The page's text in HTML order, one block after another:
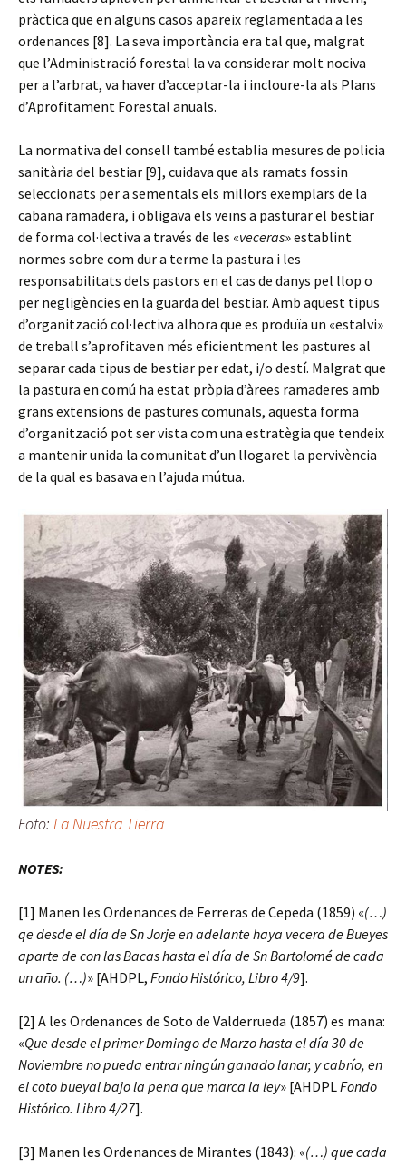
pràctica que en alguns casos apareix reglamentada a les
ordenances [8]. La seva importància era tal que, malgrat
que l’Administració forestal la va considerar molt nociva
per a l’arbrat, va haver d’acceptar-la i incloure-la als Plans
d’Aprofitament Forestal anuals.
La normativa del consell també establia mesures de policia
sanitària del bestiar [9], cuidava que als ramats fossin
seleccionats per a sementals els millors exemplars de la
cabana ramadera, i obligava els veïns a pasturar el bestiar
de forma col·lectiva a través de les «veceras» establint
normes sobre com dur a terme la pastura i les
responsabilitats dels pastors en el cas de danys pel llop o
per negligències en la guarda del bestiar. Amb aquest tipus
d’organització col·lectiva alhora que es produïa un «estalvi»
de treball s’aprofitaven més eficientment les pastures al
separar cada tipus de bestiar per edat, i/o destí. Malgrat que
la pastura en comú ha estat pròpia d’àrees ramaderes amb
grans extensions de pastures comunals, aquesta forma
d’organització pot ser vista com una estratègia que tendeix
a mantenir unida la comunitat d’un llogaret la pervivència
de la qual es basava en l’ajuda mútua.
Foto: La Nuestra Tierra
NOTES:
[1] Manen les Ordenances de Ferreras de Cepeda (1859) «(…)
qe desde el día de Sn Jorje en adelante haya vecera de Bueyes
aparte de con las Bacas hasta el día de Sn Bartolomé de cada
un año. (…)» [AHDPL, Fondo Histórico, Libro 4/9].
[2] A les Ordenances de Soto de Valderrueda (1857) es mana:
«Que desde el primer Domingo de Marzo hasta el día 30 de
Noviembre no pueda entrar ningún ganado lanar, y cabrío, en
el coto bueyal bajo la pena que marca la ley» [AHDPL Fondo
Histórico. Libro 4/27].
[3] Manen les Ordenances de Mirantes (1843): «(…) que cada